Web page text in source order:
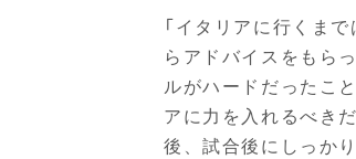
「イタリアに行くま
らアドバイスをもら
ルがハードだったこ
アに力を入れるべき
後、試合後にしっか